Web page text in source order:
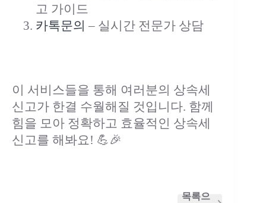
고 가이드
카톡문의 – 실시간 전문가 상담
이 서비스들을 통해 여러분의 상속세
신고가 한결 수월해질 것입니다. 함께
힘을 모아 정확하고 효율적인 상속세
신고를 해봐요! 💪🎉
목록으